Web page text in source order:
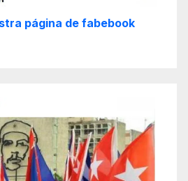
página de fabebook